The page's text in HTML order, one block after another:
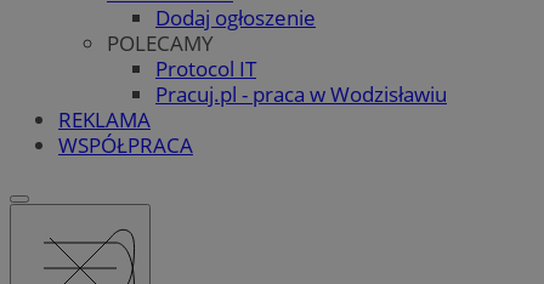
Dodaj ogłoszenie
POLECAMY
Protocol IT
Pracuj.pl - praca w Wodzisławiu
REKLAMA
WSPÓŁPRACA